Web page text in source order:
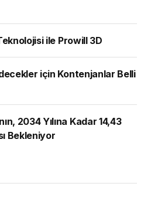
ile Prowill 3D
Kontenjanlar Belli
2034 Yılına Kadar 14,43
Bekleniyor